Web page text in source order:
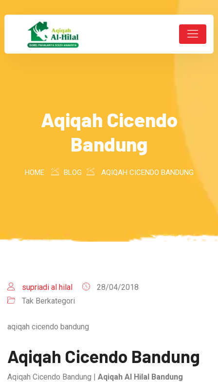
Aqiqah Cicendo
Bandung
HOME BLOG AQIQAH CICENDO BANDUNG
supriadi al hilal
28/04/2018
Tak Berkategori
aqiqah cicendo bandung
Aqiqah Cicendo Bandung
Aqiqah Cicendo Bandung | Aqiqah Al Hilal Bandung